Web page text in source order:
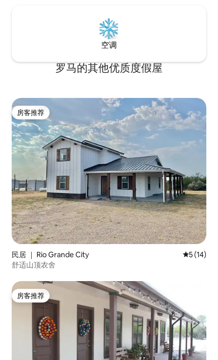
空调
罗马的其他优质度假屋
房客推荐
房客推荐
民居 ｜ Rio Grande City 平均评分
5 (14)
舒适山顶农舍
房客推荐
房客推荐